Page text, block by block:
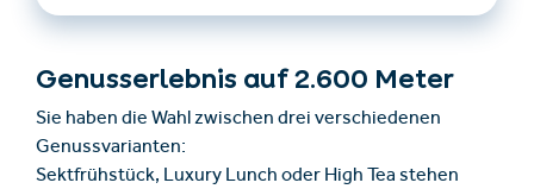
Gutscheinshop
Deutsch
+43/5476/6239
Genusserlebnis auf 2.600 Meter
Sie haben die Wahl zwischen drei verschiedenen
Genussvarianten:
Sektfrühstück, Luxury Lunch oder High Tea stehen